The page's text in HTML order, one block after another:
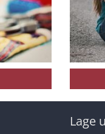
Lage